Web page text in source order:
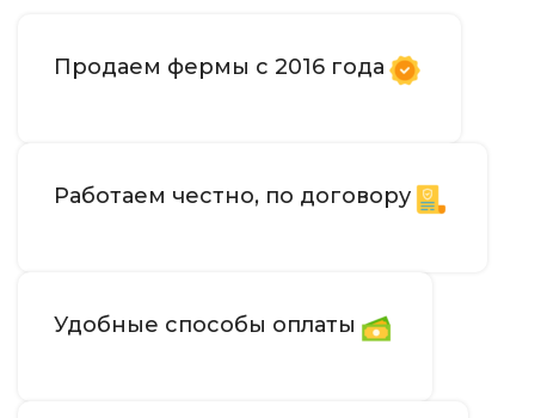
Продаем фермы с 2016 года
Работаем честно, по договору
Удобные способы оплаты